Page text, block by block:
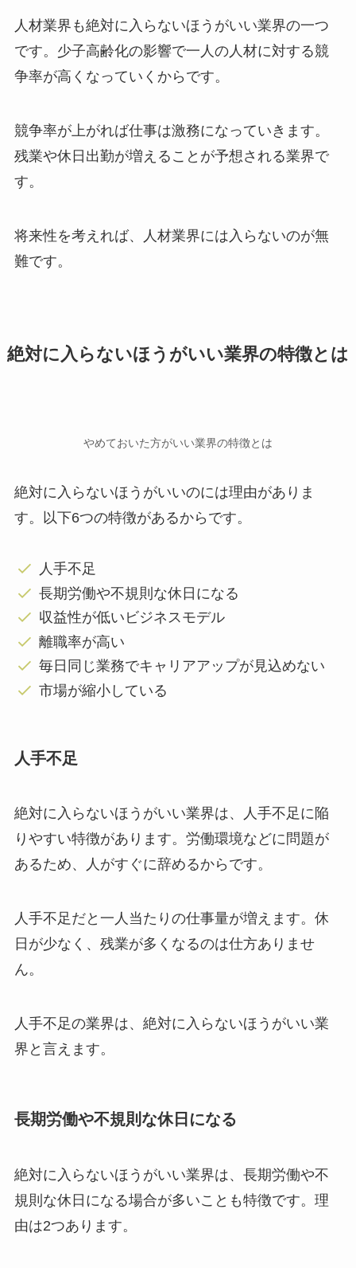
人材業界も絶対に入らないほうがいい業界の一つ
です。少子高齢化の影響で一人の人材に対する競
争率が高くなっていくからです。
競争率が上がれば仕事は激務になっていきます。
残業や休日出勤が増えることが予想される業界で
す。
将来性を考えれば、人材業界には入らないのが無
難です。
絶対に入らないほうがいい業界の特徴とは
やめておいた方がいい業界の特徴とは
絶対に入らないほうがいいのには理由がありま
す。以下6つの特徴があるからです。
人手不足
長期労働や不規則な休日になる
収益性が低いビジネスモデル
離職率が高い
毎日同じ業務でキャリアアップが見込めない
市場が縮小している
人手不足
絶対に入らないほうがいい業界は、人手不足に陥
りやすい特徴があります。労働環境などに問題が
あるため、人がすぐに辞めるからです。
人手不足だと一人当たりの仕事量が増えます。休
日が少なく、残業が多くなるのは仕方ありませ
ん。
人手不足の業界は、絶対に入らないほうがいい業
界と言えます。
長期労働や不規則な休日になる
絶対に入らないほうがいい業界は、長期労働や不
規則な休日になる場合が多いことも特徴です。理
由は2つあります。